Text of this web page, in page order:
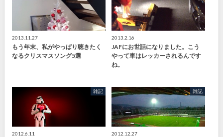
2013.11.27
もう年末、私がやっぱり聴きたく
なるクリスマスソング5選
2013.2.16
JAFにお世話になりました。こう
やって車はレッカーされるんです
ね。
雑記
2012.6.11
雑記
2012.12.27